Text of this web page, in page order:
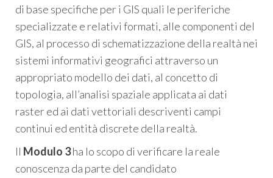
di base specifiche per i GIS quali le periferiche
specializzate e relativi formati, alle componenti del
GIS, al processo di schematizzazione della realtà nei
sistemi informativi geografici attraverso un
appropriato modello dei dati, al concetto di
topologia, all’analisi spaziale applicata ai dati
raster ed ai dati vettoriali descriventi campi
continui ed entità discrete della realtà.
Il Modulo 3ha lo scopo di verificare la reale
conoscenza da parte del candidato